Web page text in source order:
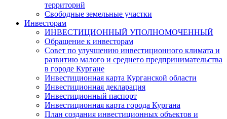
территорий
Свободные земельные участки
Инвесторам
ИНВЕСТИЦИОННЫЙ УПОЛНОМОЧЕННЫЙ
Обращение к инвесторам
Совет по улучшению инвестиционного климата и
развитию малого и среднего предпринимательства
в городе Кургане
Инвестиционная карта Курганской области
Инвестиционная декларация
Инвестиционный паспорт
Инвестиционная карта города Кургана
План создания инвестиционных объектов и